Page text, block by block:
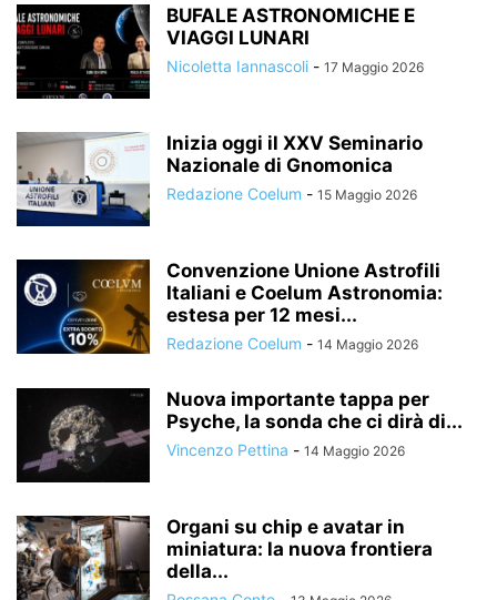
BUFALE ASTRONOMICHE E
VIAGGI LUNARI
Nicoletta Iannascoli - 17 Maggio 2026
Inizia oggi il XXV Seminario
Nazionale di Gnomonica
Redazione Coelum - 15 Maggio 2026
Convenzione Unione Astrofili
Italiani e Coelum Astronomia:
estesa per 12 mesi...
Redazione Coelum - 14 Maggio 2026
Nuova importante tappa per
Psyche, la sonda che ci dirà di...
Vincenzo Pettina - 14 Maggio 2026
Organi su chip e avatar in
miniatura: la nuova frontiera
della...